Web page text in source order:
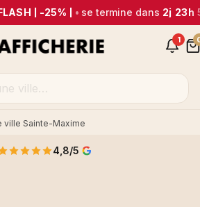
| -25% | •se termine dans 2j 23h
1
ville Sainte-Maxime
4,8/5